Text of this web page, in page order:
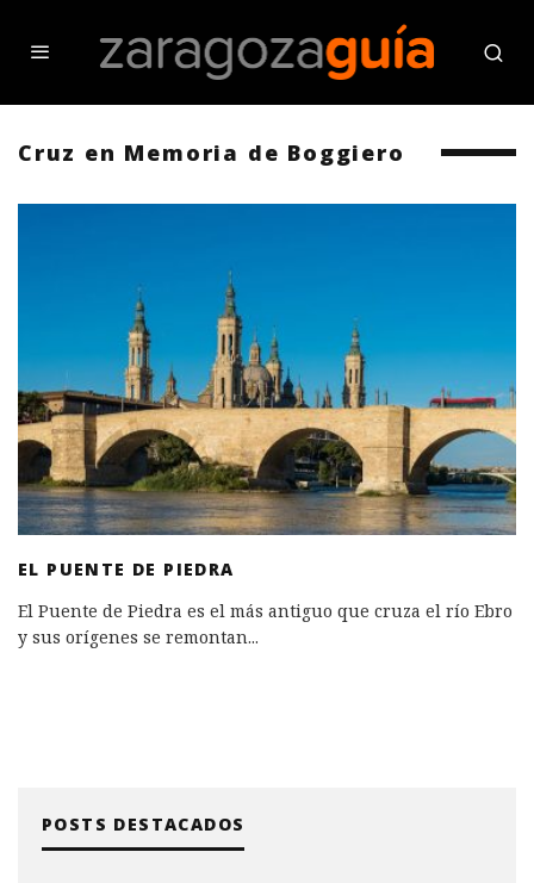
Cruz en Memoria de Boggiero
EL PUENTE DE PIEDRA
El Puente de Piedra es el más antiguo que cruza el río Ebro
y sus orígenes se remontan...
POSTS DESTACADOS